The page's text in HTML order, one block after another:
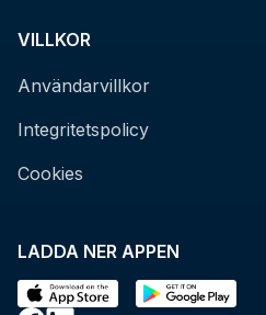
LADDA NER APPEN
VILLKOR
Användarvillkor
Integritetspolicy
Cookies